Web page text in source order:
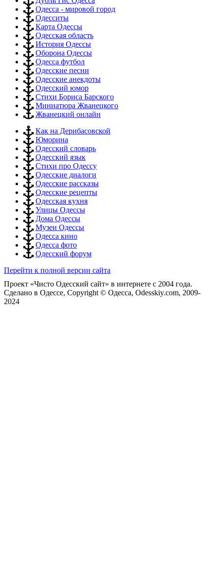
Одесса - мировой город
Одесситы
Карта Одессы
Одесская область
История Одессы
Оборона Одессы
Одесса футбол
Одесские песни
Одесские анекдоты
Одесский юмор
Стихи Бориса Барского
Миниатюра Жванецкого
Жванецкий онлайн
Как на Дерибасовской
Юморина
Одесский словарь
Одесский язык
Стихи про Одессу
Одесские диалоги
Одесские рассказы
Одесские рецепты
Одесская кухня
Улицы Одессы
Дома Одессы
Музеи Одессы
Одесса кино
Одесса фото
Одесский форум
Перейти к полной версии сайта
Проект «Чисто Одесский сайт» в интернете с 2004 года.
Сделано в Одессе, Copyright © Одесса, Odesskiy.com, 2009-
2024